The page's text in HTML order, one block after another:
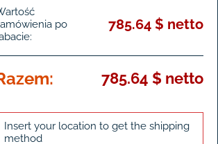
po
785.64 $ netto
785.64 $ netto
Insert your location to get the shipping
method